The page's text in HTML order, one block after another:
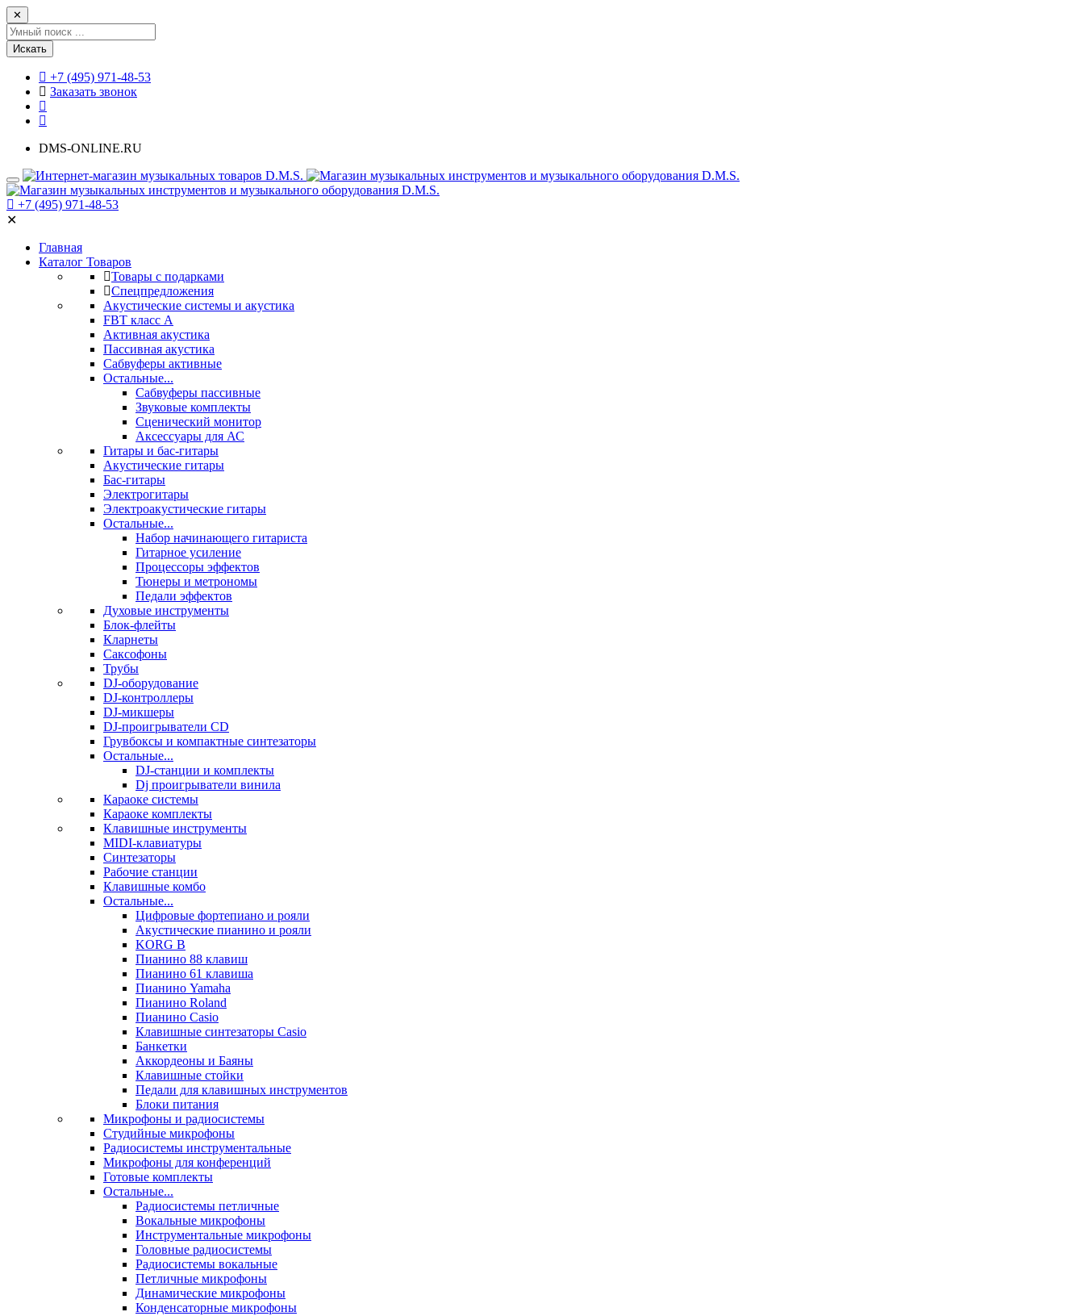
✕
Искать
+7 (495) 971-48-53
Заказать звонок
DMS-ONLINE.RU
+7 (495) 971-48-53
✕
Главная
Каталог Товаров
Товары с подарками
Спецпредложения
Акустические системы и акустика
FBT класс А
Активная акустика
Пассивная акустика
Сабвуферы активные
Остальные...
Сабвуферы пассивные
Звуковые комплекты
Сценический монитор
Аксессуары для АС
Гитары и бас-гитары
Акустические гитары
Бас-гитары
Электрогитары
Электроакустические гитары
Остальные...
Набор начинающего гитариста
Гитарное усиление
Процессоры эффектов
Тюнеры и метрономы
Педали эффектов
Духовые инструменты
Блок-флейты
Кларнеты
Саксофоны
Трубы
DJ-оборудование
DJ-контроллеры
DJ-микшеры
DJ-проигрыватели CD
Грувбоксы и компактные синтезаторы
Остальные...
DJ-станции и комплекты
Dj проигрыватели винила
Караоке системы
Караоке комплекты
Клавишные инструменты
MIDI-клавиатуры
Синтезаторы
Рабочие станции
Клавишные комбо
Остальные...
Цифровые фортепиано и рояли
Акустические пианино и рояли
KORG B
Пианино 88 клавиш
Пианино 61 клавиша
Пианино Yamaha
Пианино Roland
Пианино Casio
Клавишные синтезаторы Casio
Банкетки
Аккордеоны и Баяны
Клавишные стойки
Педали для клавишных инструментов
Блоки питания
Микрофоны и радиосистемы
Студийные микрофоны
Радиосистемы инструментальные
Микрофоны для конференций
Готовые комплекты
Остальные...
Радиосистемы петличные
Вокальные микрофоны
Инструментальные микрофоны
Головные радиосистемы
Радиосистемы вокальные
Петличные микрофоны
Динамические микрофоны
Конденсаторные микрофоны